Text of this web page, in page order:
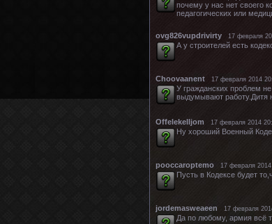
почему у нас нет своего
педагогических или
ovg826vupdrivirty 17 февраля
А у строителей есть
Choovaanent 17 февраля 2014
У гражданских проблем
выдумывают работу.Дитя
Offelekelljom 17 февраля 2014
Ну хороший Военный
pooccaroptemo 17 февраля
Пусть в Кодексе будет
jordemasweaeen 17 февраля
Да по любому, армия всё